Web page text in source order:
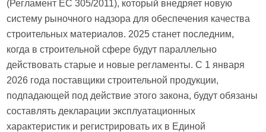
(Регламент ЕС 305/2011), который внедряет новую
систему рыночного надзора для обеспечения качества
строительных материалов. 2025 станет последним,
когда в строительной сфере будут параллельно
действовать старые и новые регламенты. С 1 января
2026 года поставщики строительной продукции,
подпадающей под действие этого закона, будут обязаны
составлять декларации эксплуатационных
характеристик и регистрировать их в Единой